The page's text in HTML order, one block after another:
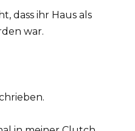
dass ihr Haus als
war.